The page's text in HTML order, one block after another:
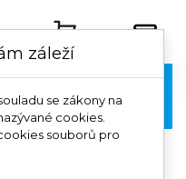

záleží
se zákony na
cookies.
souborů pro